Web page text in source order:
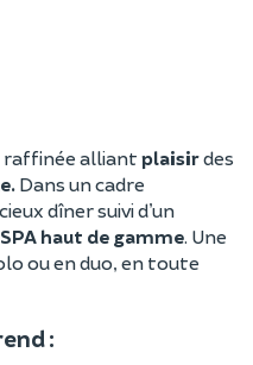
alliant plaisirdes
Dans un cadre
dîner suivi d’un
SPA haut de gamme. Une
ou en duo, en toute
: